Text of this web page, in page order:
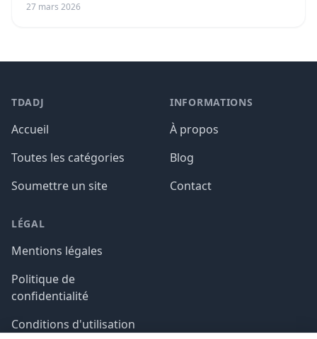
27 mars 2026
TDADJ
Accueil
Toutes les catégories
Soumettre un site
INFORMATIONS
À propos
Blog
Contact
LÉGAL
Mentions légales
Politique de
confidentialité
Conditions d'utilisation